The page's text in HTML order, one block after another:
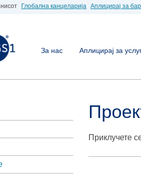
Глобална канцеларија Аплицирај за
За нас Аплицирај за
Приклучете